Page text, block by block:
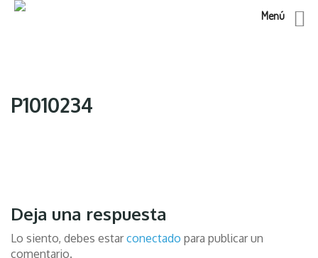
P1010234
Deja una respuesta
Lo siento, debes estarconectado para publicar un
comentario.
Menú